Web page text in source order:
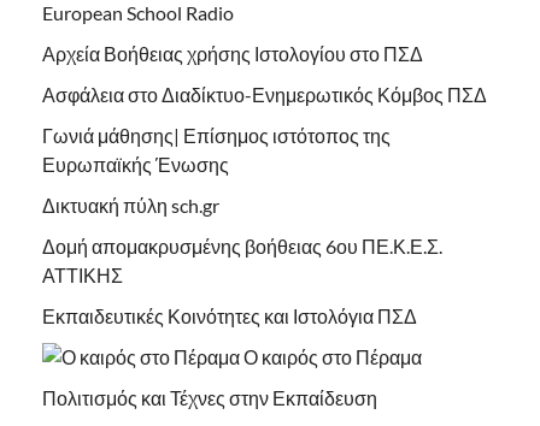
European School Radio
Αρχεία Βοήθειας χρήσης Ιστολογίου στο ΠΣΔ
Ασφάλεια στο Διαδίκτυο-Ενημερωτικός Κόμβος ΠΣΔ
Γωνιά μάθησης| Επίσημος ιστότοπος της
Ευρωπαϊκής Ένωσης
Δικτυακή πύλη sch.gr
Δομή απομακρυσμένης βοήθειας 6ου ΠΕ.Κ.Ε.Σ.
ΑΤΤΙΚΗΣ
Εκπαιδευτικές Κοινότητες και Ιστολόγια ΠΣΔ
Ο καιρός στο Πέραμα
Πολιτισμός και Τέχνες στην Εκπαίδευση